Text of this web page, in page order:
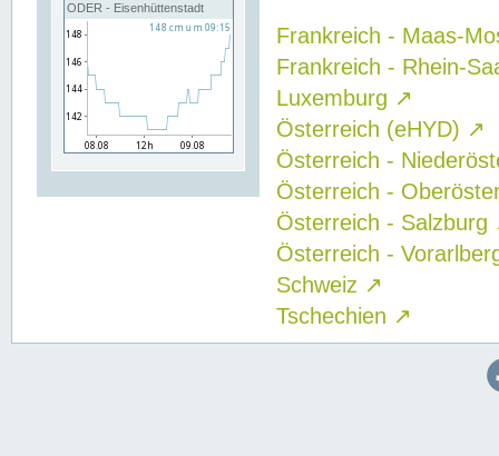
ODER - Eisenhüttenstadt
Frankreich - Maas-
Frankreich - Rhein-
Luxemburg ↗
Österreich (eHYD) ↗
Österreich -
Österreich -
Österreich - Salzburg
Österreich -
Schweiz ↗
Tschechien ↗